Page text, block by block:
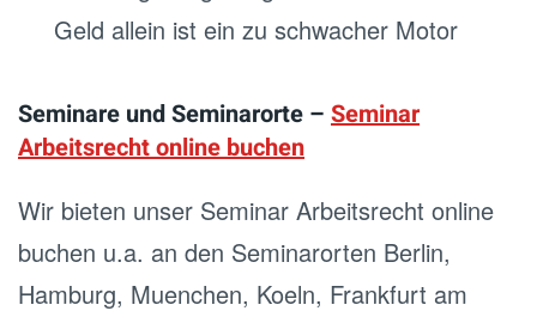
Geld allein ist ein zu schwacher Motor
Seminare und Seminarorte – Seminar
Arbeitsrecht online buchen
Wir bieten unser Seminar Arbeitsrecht online
buchen u.a. an den Seminarorten Berlin,
Hamburg, Muenchen, Koeln, Frankfurt am